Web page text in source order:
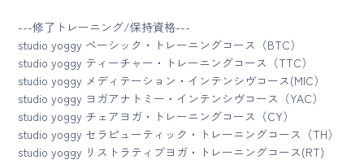
---修了トレーニング/保持資格---
studio yoggy ベーシック・トレーニングコース（BTC）
studio yoggy ティーチャー・トレーニングコース（TTC）
studio yoggy メディテーション・インテンシヴコース(MIC）
studio yoggy ヨガアナトミー・インテンシヴコース（YAC）
studio yoggy チェアヨガ・トレーニングコース（CY）
studio yoggy セラピューティック・トレーニングコース（TH）
studio yoggy リストラティブヨガ・トレーニングコース(RT)